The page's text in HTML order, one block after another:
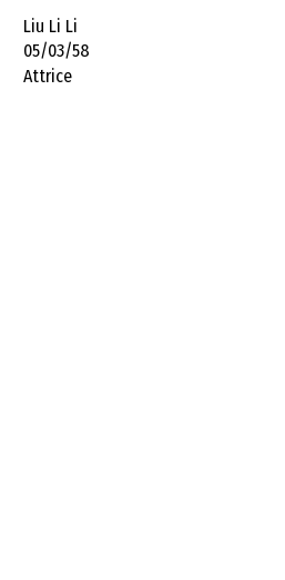
Liu Li Li
05/03/58
Attrice